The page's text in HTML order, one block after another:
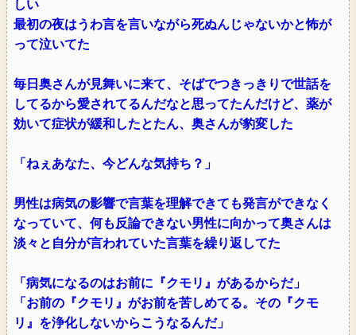
しい
最初の夜はうわ言を言いながら死ぬんじゃないかと怖が
って泣いてた
毎日奥さんが見舞いに来て、そばでつきっきりで世話を
してるから愛されてるんだなと思ってたんだけど、薬が
効いて症状が緩和したとたん、奥さんが豹変した
「ねぇあなた、今どんな気持ち？」
男性は病気の影響で言葉を理解できても発言ができなく
なっていて、何も反論できない男性に向かって奥さんは
淡々と自分が言われていた言葉を繰り返してた
「病気になるのはお前に『クモリ』があるからだ」
「お前の『クモリ』がお前を苦しめてる。その『クモ
リ』を浄化しないからこうなるんだ」